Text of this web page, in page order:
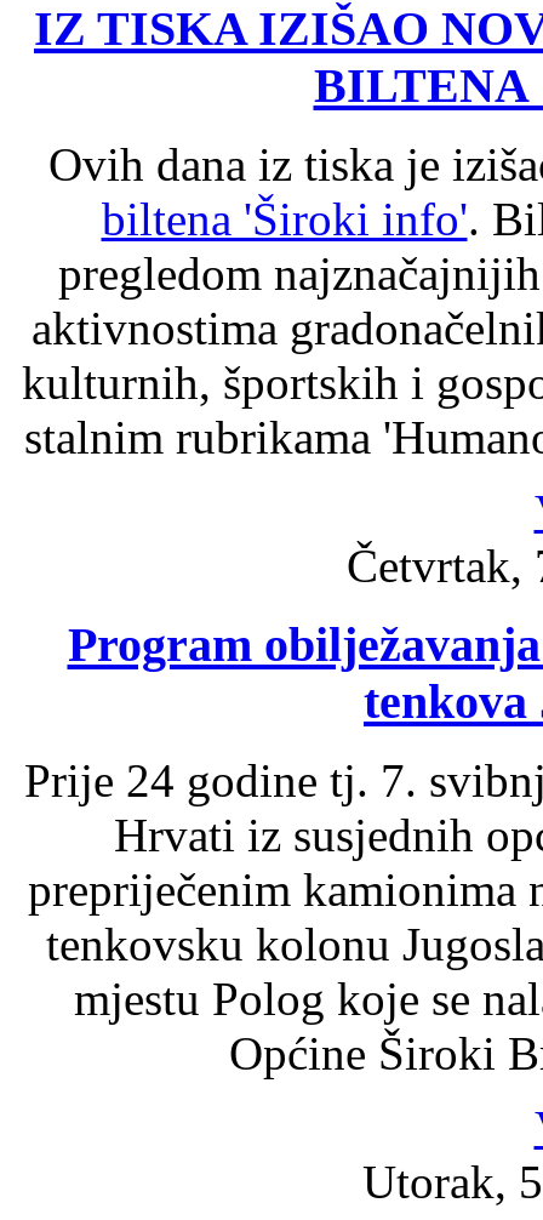
IZ TISKA IZIŠAO
Ovih dana iz tiska je
biltena 'Široki info'.
pregledom
aktivnostima
kulturnih, športskih i
stalnim rubrikama
Četvrtak,
Program
tenkova
Prije 24 godine tj. 7.
Hrvati iz susjednih
prepriječenim kamionima
tenkovsku kolonu
mjestu Polog koje se
Općine Široki
Utorak,